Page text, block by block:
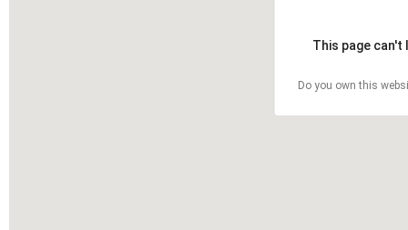
This page
Do you own this